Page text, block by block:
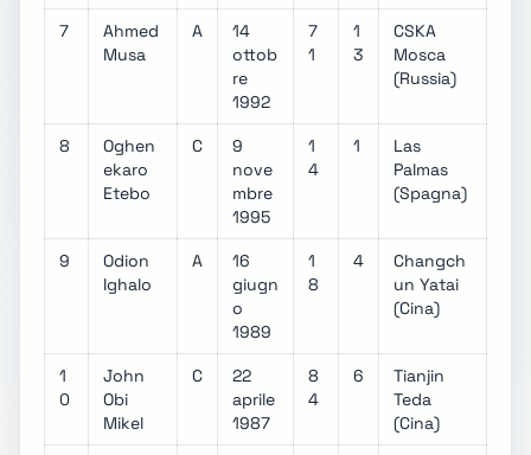
7
Ahmed
Musa
A
14
ottob
re
1992
7
1
1
3
CSKA
Mosca
(Russia)
8
Oghen
ekaro
Etebo
C
9
nove
mbre
1995
1
4
1
Las
Palmas
(Spagna)
9
Odion
Ighalo
A
16
giugn
o
1989
1
8
4
Changch
un Yatai
(Cina)
1
0
John
Obi
Mikel
C
22
aprile
1987
8
4
6
Tianjin
Teda
(Cina)